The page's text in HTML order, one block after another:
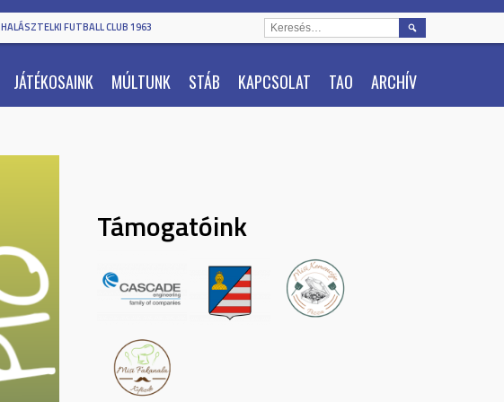
HALÁSZTELKI FUTBALL CLUB 1963
JÁTÉKOSAINK MÚLTUNK STÁB KAPCSOLAT TAO ARCHÍV
KERESÉS:
Támogatóink